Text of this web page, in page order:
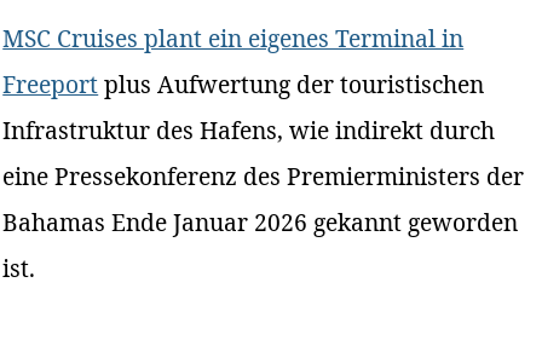
MSC Cruises plant ein eigenes Terminal in
Freeportplus Aufwertung der touristischen
Infrastruktur des Hafens, wie indirekt durch
eine Pressekonferenz des Premierministers der
Bahamas Ende Januar 2026 gekannt geworden
ist.